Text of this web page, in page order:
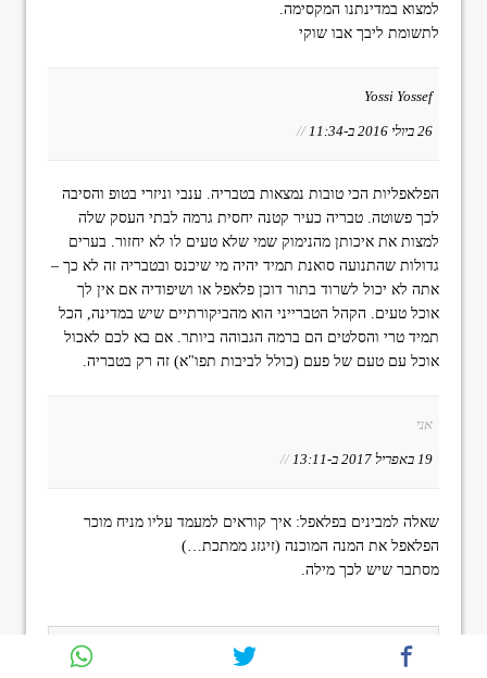
למצוא במדינתנו המקסימה.
לתשומת ליבך אבו שוקי
Yossi Yossef
26 ביולי 2016 ב-11:34 //
הפלאפליות הכי טובות נמצאות בטבריה. ענבי וניזרי בטופ והסיבה
לכך פשוטה. טבריה כעיר קטנה יחסית גרמה לבתי העסק שלה
למצות את איכותן מהנימוק שמי שלא טעים לו לא יחזור. בערים
גדולות שהתנועה סואנת תמיד יהיה מי שיכנס ובטבריה זה לא כך –
אתה לא יכול לשרוד בתור דוכן פלאפל או ושיפודיה אם אין לך
אוכל טעים. הקהל הטברייני הוא מהביקורתיים שיש במדינה, הכל
תמיד טרי והסלטים הם ברמה הגבוהה ביותר. אם בא לכם לאכול
אוכל עם טעם של פעם (כולל לביבות תפו"א) זה רק בטבריה.
אני
19 באפריל 2017 ב-13:11 //
שאלה למבינים בפלאפל: איך קוראים למעמד עליו מניח מוכר
הפלאפל את המנה המוכנה (זיגזג ממתכת…)
מסתבר שיש לכך מילה.
השאר תגובה